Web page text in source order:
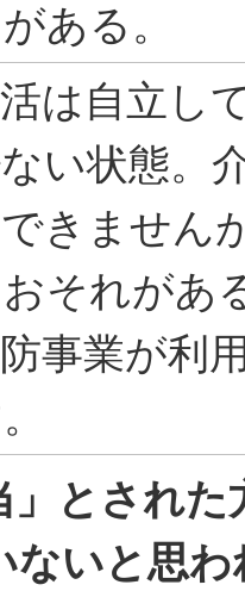
ある。
は自立し
い状態。
きません
それがあ
事業が利
」とされ
ないと思